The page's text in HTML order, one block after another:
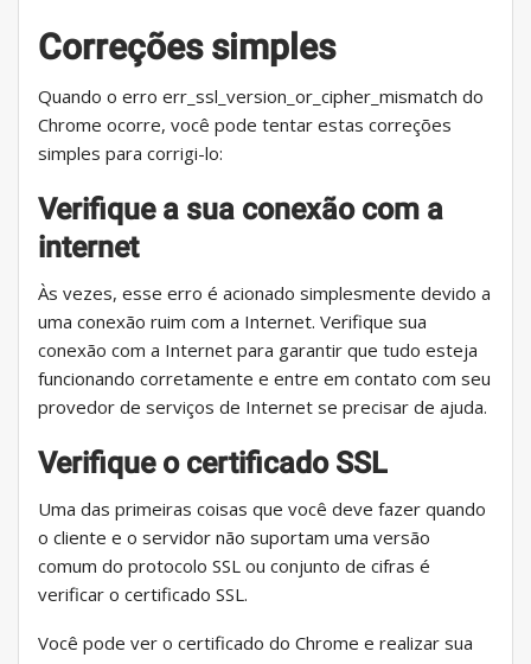
Correções simples
Quando o erro err_ssl_version_or_cipher_mismatch do
Chrome ocorre, você pode tentar estas correções
simples para corrigi-lo:
Verifique a sua conexão com a
internet
Às vezes, esse erro é acionado simplesmente devido a
uma conexão ruim com a Internet. Verifique sua
conexão com a Internet para garantir que tudo esteja
funcionando corretamente e entre em contato com seu
provedor de serviços de Internet se precisar de ajuda.
Verifique o certificado SSL
Uma das primeiras coisas que você deve fazer quando
o cliente e o servidor não suportam uma versão
comum do protocolo SSL ou conjunto de cifras é
verificar o certificado SSL.
Você pode ver o certificado do Chrome e realizar sua